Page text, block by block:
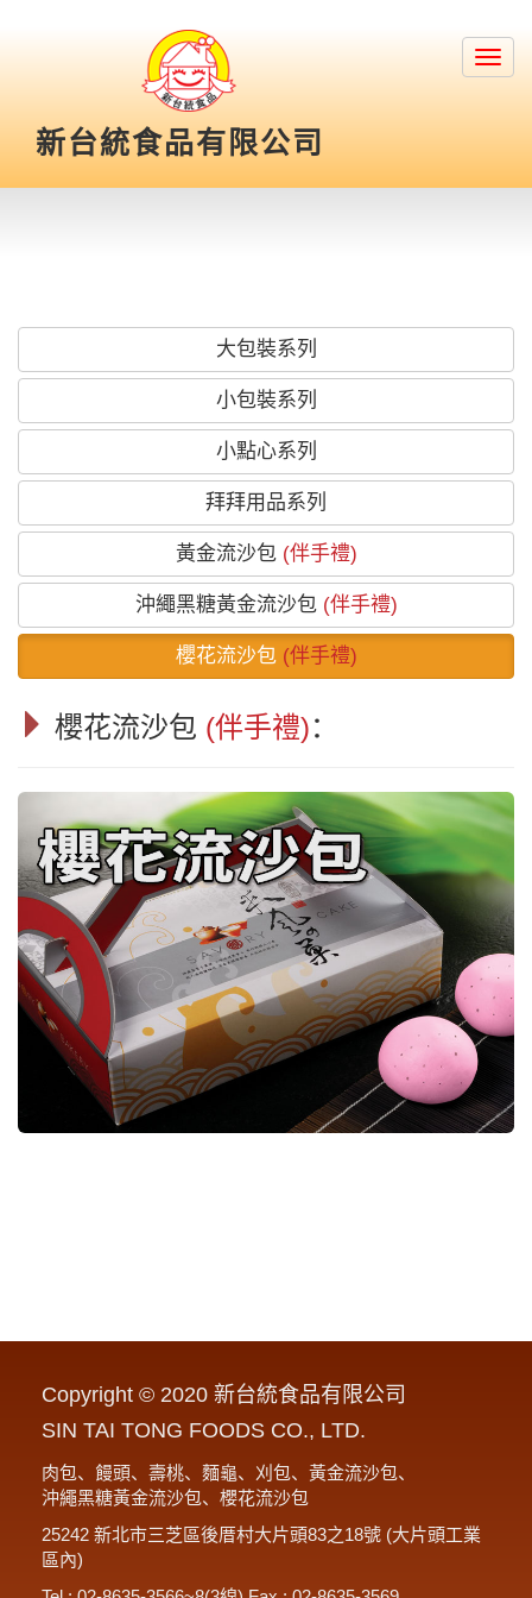
新台統食品有限公司
大包裝系列
小包裝系列
小點心系列
拜拜用品系列
黃金流沙包 (伴手禮)
沖繩黑糖黃金流沙包 (伴手禮)
櫻花流沙包 (伴手禮)
櫻花流沙包 (伴手禮)：
Copyright © 2020 新台統食品有限公司
SIN TAI TONG FOODS CO., LTD.
肉包、饅頭、壽桃、麵龜、刈包、黃金流沙包、
沖繩黑糖黃金流沙包、櫻花流沙包
25242 新北市三芝區後厝村大片頭83之18號 (大片頭工業
區內)